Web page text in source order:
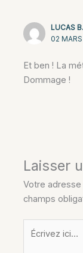
LUCAS B.
02
Et ben ! La
Dommage !
Laisser
Votre
champs
Écrivez
ici…